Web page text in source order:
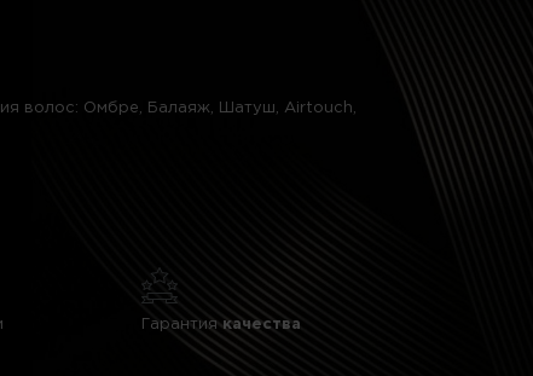
волос: Омбре, Балаяж, Шатуш, Airtouch,
Гарантиякачества